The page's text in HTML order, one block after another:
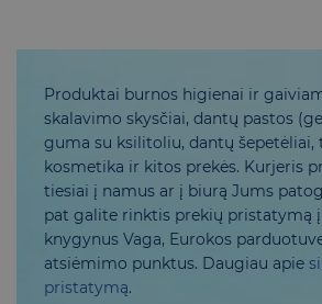
Produktai burnos higienai ir
skalavimo skysčiai, dantų pastos
guma su ksilitoliu, dantų šepetėliai,
kosmetika ir kitos prekės. Kurjeris
tiesiai į namus ar į biurą Jums
pat galite rinktis prekių pristatymą
knygynus Vaga, Eurokos
atsiėmimo punktus. Daugiau apie
pristatymą.